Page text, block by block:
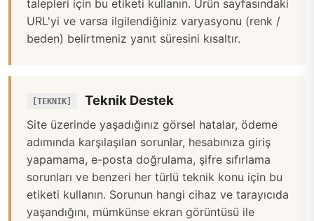
talepleri için bu etiketi kullanın. Ürün sayfasındaki
URL'yi ve varsa ilgilendiğiniz varyasyonu (renk /
beden) belirtmeniz yanıt süresini kısaltır.
[TEKNIK] Teknik Destek
Site üzerinde yaşadığınız görsel hatalar, ödeme
adımında karşılaşılan sorunlar, hesabınıza giriş
yapamama, e-posta doğrulama, şifre sıfırlama
sorunları ve benzeri her türlü teknik konu için bu
etiketi kullanın. Sorunun hangi cihaz ve tarayıcıda
yaşandığını, mümkünse ekran görüntüsü ile